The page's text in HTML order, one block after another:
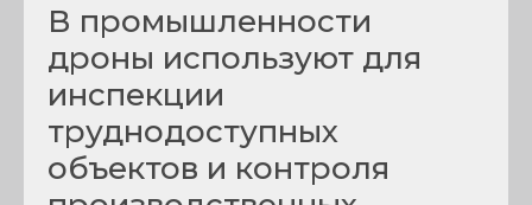
В промышленности
дроны используют для
инспекции
труднодоступных
объектов и контроля